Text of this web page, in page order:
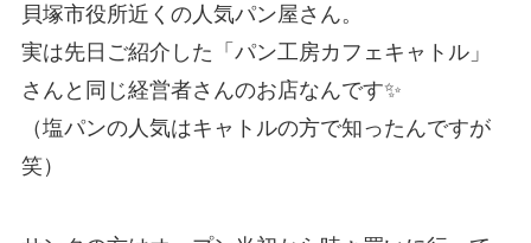
貝塚市役所近くの人気パン屋さん。
実は先日ご紹介した「パン工房カフェキャトル」
さんと同じ経営者さんのお店なんです✨
（塩パンの人気はキャトルの方で知ったんですが
笑）